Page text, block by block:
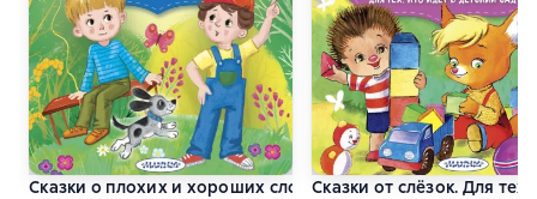
Сказки о плохих и хороших словахСказки от слёзок. Для